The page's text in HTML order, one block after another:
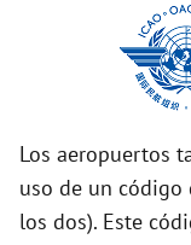
Los aeropuertos
uso de un código
los dos). Este